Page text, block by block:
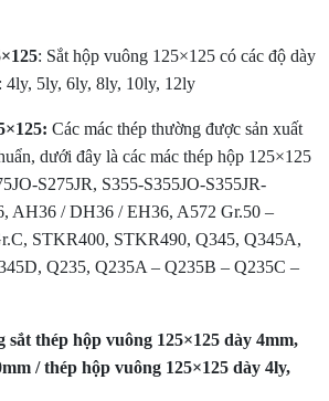
: Sắt hộp vuông 125×125 có các độ dày
4ly, 5ly, 6ly, 8ly, 10ly, 12ly
Các mác thép thường được sản xuất
dưới đây là các mác thép hộp 125×125
S275JR, S355-S355JO-S355JR-
AH36 / DH36 / EH36, A572 Gr.50 –
STKR400, STKR490, Q345, Q345A,
Q235, Q235A – Q235B – Q235C –
thép hộp vuông 125×125 dày 4mm,
/ thép hộp vuông 125×125 dày 4ly,